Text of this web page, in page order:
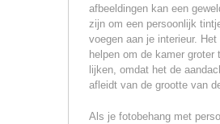
afbeeldingen kan een
zijn om een persoonlijk
voegen aan je interieur. Het
helpen om de kamer groter
lijken, omdat het de
afleidt van de grootte van
Als je fotobehang met